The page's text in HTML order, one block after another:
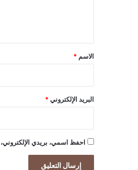
*
الاسم *
البريد الإلكتروني *
احفظ اسمي، بريدي